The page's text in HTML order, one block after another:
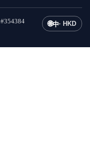
#354384 🌐中· HKD